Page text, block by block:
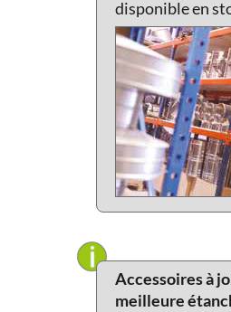
disponible en
Accessoires à
meilleure